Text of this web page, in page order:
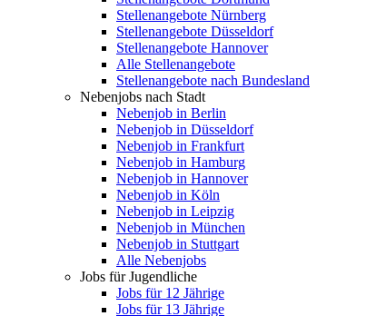
Stellenangebote Nürnberg
Stellenangebote Düsseldorf
Stellenangebote Hannover
Alle Stellenangebote
Stellenangebote nach Bundesland
Nebenjobs nach Stadt
Nebenjob in Berlin
Nebenjob in Düsseldorf
Nebenjob in Frankfurt
Nebenjob in Hamburg
Nebenjob in Hannover
Nebenjob in Köln
Nebenjob in Leipzig
Nebenjob in München
Nebenjob in Stuttgart
Alle Nebenjobs
Jobs für Jugendliche
Jobs für 12 Jährige
Jobs für 13 Jährige